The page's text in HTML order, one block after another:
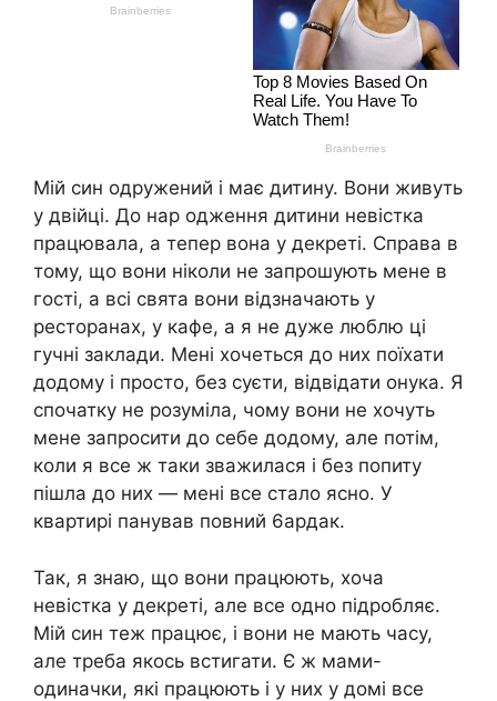
Мій син одружений і має дитину. Вони живуть
у двійці. До нар одження дитини невістка
працювала, а тепер вона у декреті. Справа в
тому, що вони ніколи не запрошують мене в
гості, а всі свята вони відзначають у
ресторанах, у кафе, а я не дуже люблю ці
гучні заклади. Мені хочеться до них поїхати
додому і просто, без суєти, відвідати онука. Я
спочатку не розуміла, чому вони не хочуть
мене запросити до себе додому, але потім,
коли я все ж таки зважилася і без попиту
пішла до них — мені все стало ясно. У
квартирі панував повний 6ардак.
Так, я знаю, що вони працюють, хоча
невістка у декреті, але все одно підробляє.
Мій син теж працює, і вони не мають часу,
але треба якось встигати. Є ж мами-
одиначки, які працюють і у них у домі все